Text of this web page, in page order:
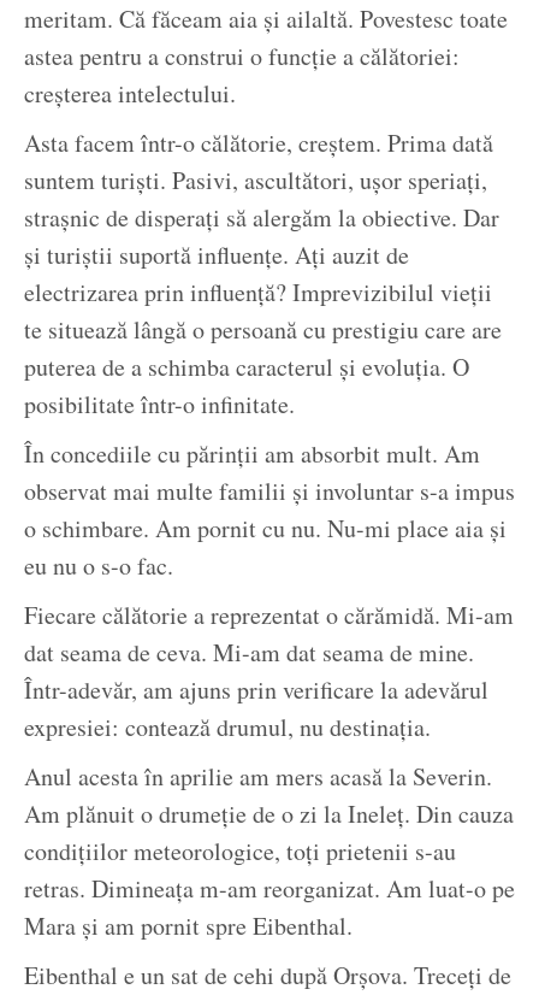
meritam. Că făceam aia și ailaltă. Povestesc toate
astea pentru a construi o funcție a călătoriei:
creșterea intelectului.
Asta facem într-o călătorie, creștem. Prima dată
suntem turiști. Pasivi, ascultători, ușor speriați,
strașnic de disperați să alergăm la obiective. Dar
și turiștii suportă influențe. Ați auzit de
electrizarea prin influență? Imprevizibilul vieții
te situează lângă o persoană cu prestigiu care are
puterea de a schimba caracterul și evoluția. O
posibilitate într-o infinitate.
În concediile cu părinții am absorbit mult. Am
observat mai multe familii și involuntar s-a impus
o schimbare. Am pornit cu nu. Nu-mi place aia și
eu nu o s-o fac.
Fiecare călătorie a reprezentat o cărămidă. Mi-am
dat seama de ceva. Mi-am dat seama de mine.
Într-adevăr, am ajuns prin verificare la adevărul
expresiei: contează drumul, nu destinația.
Anul acesta în aprilie am mers acasă la Severin.
Am plănuit o drumeție de o zi la Ineleț. Din cauza
condițiilor meteorologice, toți prietenii s-au
retras. Dimineața m-am reorganizat. Am luat-o pe
Mara și am pornit spre Eibenthal.
Eibenthal e un sat de cehi după Orșova. Treceți de